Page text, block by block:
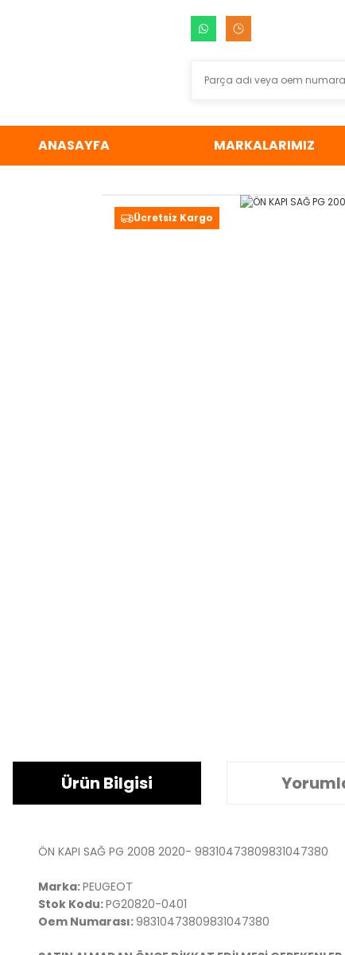
ANASAYFA MARKALARIMIZ
Ücretsiz Kargo
Ürün Bilgisi
ÖN KAPI SAĞ PG 2008 2020- 98310473809831047380
Marka:PEUGEOT
Stok Kodu:PG20820-0401
Oem Numarası:98310473809831047380